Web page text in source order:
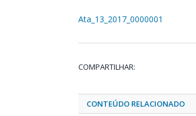
Ata_13_2017_0000001
COMPARTILHAR:
CONTEÚDO RELACIONADO